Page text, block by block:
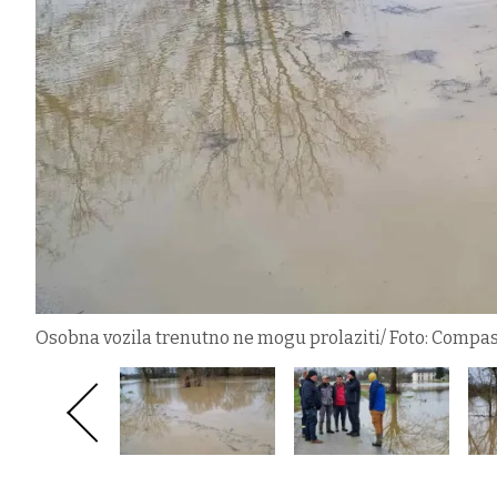
Osobna vozila trenutno ne mogu prolaziti/ Foto: